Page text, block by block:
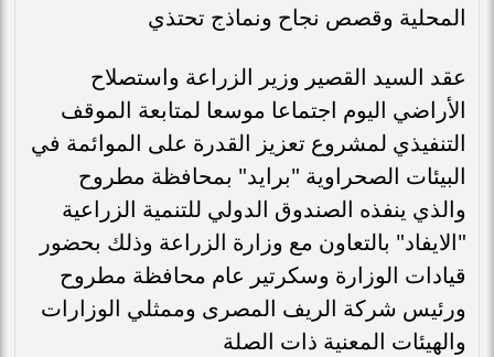
المحلية وقصص نجاح ونماذج تحتذي
عقد السيد القصير وزير الزراعة واستصلاح
الأراضي اليوم اجتماعا موسعا لمتابعة الموقف
التنفيذي لمشروع تعزيز القدرة على الموائمة في
البيئات الصحراوية "برايد" بمحافظة مطروح
والذي ينفذه الصندوق الدولي للتنمية الزراعية
"الايفاد" بالتعاون مع وزارة الزراعة وذلك بحضور
قيادات الوزارة وسكرتير عام محافظة مطروح
ورئيس شركة الريف المصرى وممثلي الوزارات
والهيئات المعنية ذات الصلة